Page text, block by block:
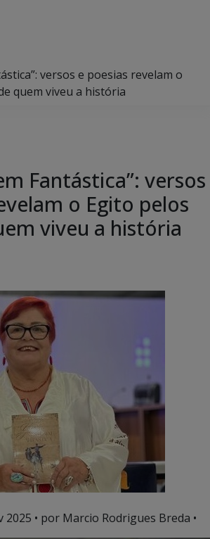
versos e poesias revelam o
quem viveu a história
Fantástica”: versos
o Egito pelos
viveu a história
2025 • por Marcio Rodrigues Breda •